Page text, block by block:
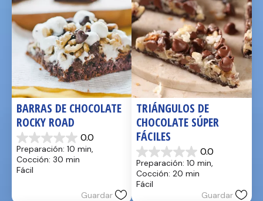
BARRAS DE CHOCOLATE
ROCKY ROAD
0.0
0.0
de
5
estrellas.
Preparación: 10 min,
Cocción: 30 min
Fácil
Guardar
TRIÁNGULOS DE
CHOCOLATE SÚPER
FÁCILES
0.0
0.0
de
5
estrellas.
Preparación: 10 min,
Cocción: 20 min
Fácil
Guardar